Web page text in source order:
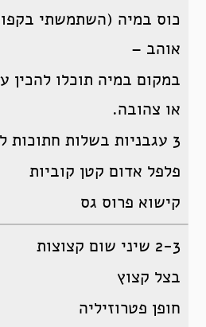
כוס במיה (השתמשתי
אוהב –
במקום במיה תוכלו להכין
או צהובה.
3 עגבניות בשלות חתוכות לקוביות
פלפל אדום קטן קוביות
קישוא פרוס גס
2-3 שיני שום קצוצות
בצל קצוץ
חופן פטרוזיליה